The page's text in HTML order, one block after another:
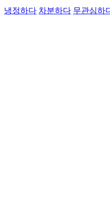
냉정하다 차분하다 무관심하